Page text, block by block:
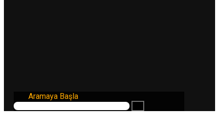
Aramaya Başla